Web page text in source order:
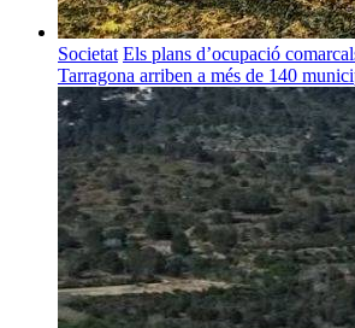
Societat Els plans d’ocupació
Tarragona arriben a més de 140